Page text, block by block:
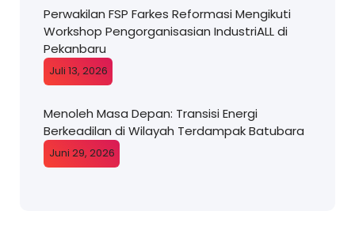
Perwakilan FSP Farkes Reformasi Mengikuti
Workshop Pengorganisasian IndustriALL di
Pekanbaru
Juli 13, 2026
Menoleh Masa Depan: Transisi Energi
Berkeadilan di Wilayah Terdampak Batubara
Juni 29, 2026